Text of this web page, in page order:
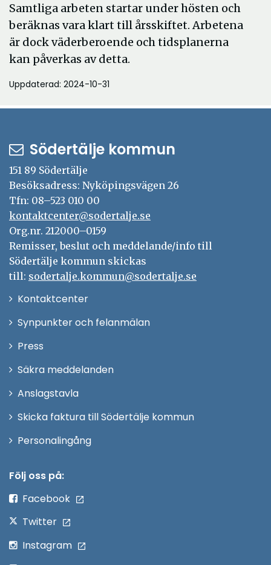
Samtliga arbeten startar under hösten och
beräknas vara klart till årsskiftet. Arbetena
är dock väderberoende och tidsplanerna
kan påverkas av detta.
Uppdaterad: 2024-10-31
Södertälje kommun
151 89 Södertälje
Besöksadress: Nyköpingsvägen 26
Tfn: 08–523 010 00
kontaktcenter@sodertalje.se
Org.nr. 212000–0159
Remisser, beslut och meddelande/info till
Södertälje kommun skickas
till: sodertalje.kommun@sodertalje.se
KontaktcenterÖppna
Synpunkter och felanmälan
Press
fönster
Säkra meddelanden
Anslagstavla
Skicka faktura till Södertälje kommun
PersonalingångÖppna
Följ oss på:
Facebook
Twitter
Instagram